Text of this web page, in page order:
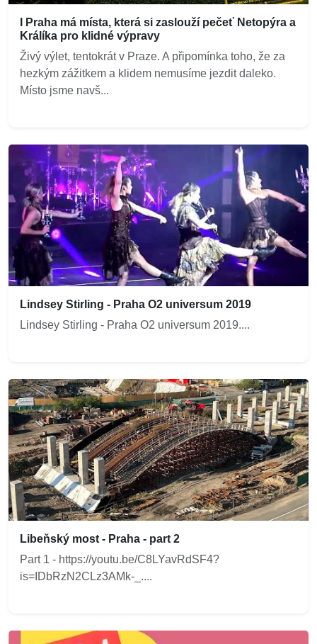
I Praha má místa, která si zaslouží pečeť Netopýra a
Králíka pro klidné výpravy
Živý výlet, tentokrát v Praze. A připomínka toho, že za
hezkým zážitkem a klidem nemusíme jezdit daleko.
Místo jsme navš...
Lindsey Stirling - Praha O2 universum 2019
Lindsey Stirling - Praha O2 universum 2019....
Libeňský most - Praha - part 2
Part 1 - https://youtu.be/C8LYavRdSF4?
is=IDbRzN2CLz3AMk-_....